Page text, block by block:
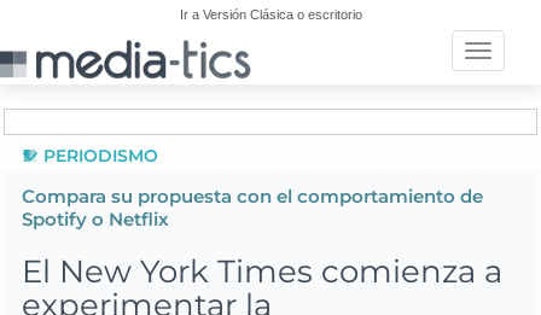
Ir a Versión Clásica o escritorio
Toggle
PERIODISMO
Compara su propuesta con el comportamiento de
Spotify o Netflix
El New York Times comienza a
experimentar la